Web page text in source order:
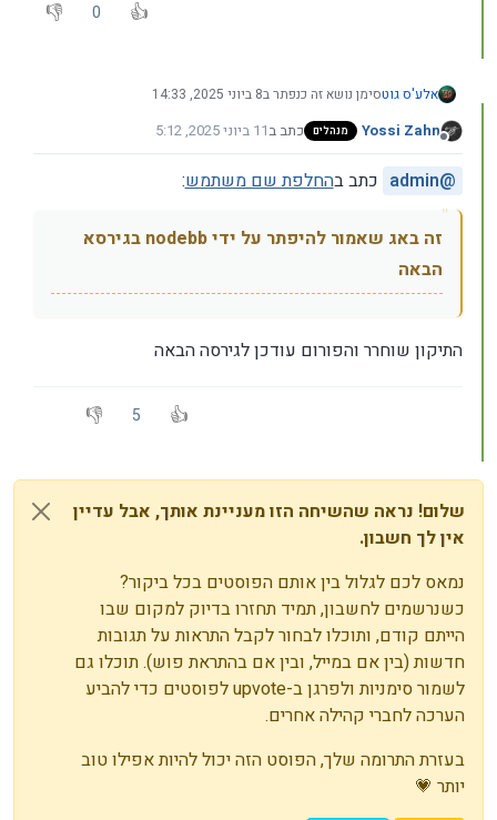
0
אלע'ס גוטסימן נושא זה כנפתר ב8 ביוני 2025, 14:33
מנותק
Yossi Zahn מנהלים כתב ב11 ביוני 2025, 5:12
נערך לאחרונה על ידי Yossi Zahn6 בנוב׳ 2025, 5:12
@
admin כתב בהחלפת שם משתמש:
זה באג שאמור להיפתר על ידי nodebb בגירסא
הבאה
התיקון שוחרר והפורום עודכן לגירסה הבאה
5
שלום! נראה שהשיחה הזו מעניינת אותך, אבל עדיין
אין לך חשבון.
נמאס לכם לגלול בין אותם הפוסטים בכל ביקור?
כשנרשמים לחשבון, תמיד תחזרו בדיוק למקום שבו
הייתם קודם, ותוכלו לבחור לקבל התראות על תגובות
חדשות (בין אם במייל, ובין אם בהתראת פוש). תוכלו גם
לשמור סימניות ולפרגן ב-upvote לפוסטים כדי להביע
הערכה לחברי קהילה אחרים.
בעזרת התרומה שלך, הפוסט הזה יכול להיות אפילו טוב
יותר 💗